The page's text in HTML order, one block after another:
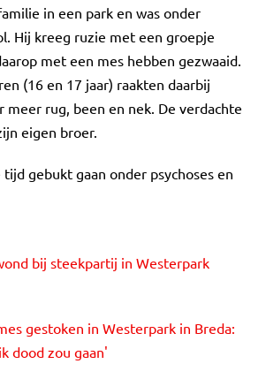
in een park en was onder
Hij kreeg ruzie met een groepje
met een mes hebben gezwaaid.
(16 en 17 jaar) raakten daarbij
meer rug, been en nek. De verdachte
eigen broer.
gebukt gaan onder psychoses en
bij steekpartij in Westerpark
gestoken in Westerpark in Breda:
dood zou gaan'